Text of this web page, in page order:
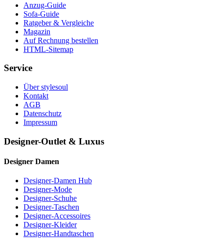
Anzug-Guide
Sofa-Guide
Ratgeber & Vergleiche
Magazin
Auf Rechnung bestellen
HTML-Sitemap
Service
Über stylesoul
Kontakt
AGB
Datenschutz
Impressum
Designer-Outlet & Luxus
Designer Damen
Designer-Damen Hub
Designer-Mode
Designer-Schuhe
Designer-Taschen
Designer-Accessoires
Designer-Kleider
Designer-Handtaschen